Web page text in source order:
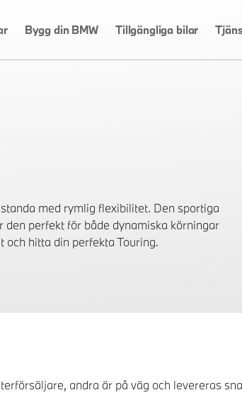
Bygg din BMW Tillgängliga bilar
med rymlig flexibilitet. Den sportiga
perfekt för både dynamiska körningar
hitta din perfekta Touring.
andra är på väg och levereras